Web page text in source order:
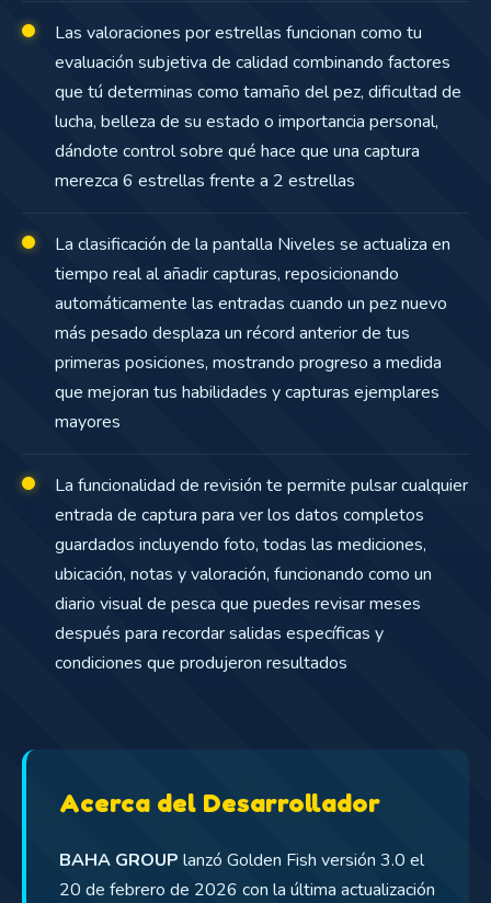
Las valoraciones por estrellas funcionan como tu
evaluación subjetiva de calidad combinando factores
que tú determinas como tamaño del pez, dificultad de
lucha, belleza de su estado o importancia personal,
dándote control sobre qué hace que una captura
merezca 6 estrellas frente a 2 estrellas
La clasificación de la pantalla Niveles se actualiza en
tiempo real al añadir capturas, reposicionando
automáticamente las entradas cuando un pez nuevo
más pesado desplaza un récord anterior de tus
primeras posiciones, mostrando progreso a medida
que mejoran tus habilidades y capturas ejemplares
mayores
La funcionalidad de revisión te permite pulsar cualquier
entrada de captura para ver los datos completos
guardados incluyendo foto, todas las mediciones,
ubicación, notas y valoración, funcionando como un
diario visual de pesca que puedes revisar meses
después para recordar salidas específicas y
condiciones que produjeron resultados
Acerca del Desarrollador
BAHA GROUP lanzó Golden Fish versión 3.0 el
20 de febrero de 2026 con la última actualización